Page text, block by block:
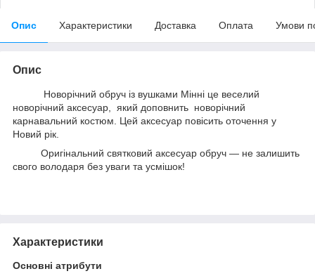
Опис Характеристики Доставка Оплата Умови
Опис
Новорічний обруч із вушками Мінні це веселий
новорічний аксесуар, який доповнить новорічний
карнавальний костюм. Цей аксесуар повісить оточення у
Новий рік.
Оригінальний святковий аксесуар обруч — не залишить
свого володаря без уваги та усмішок!
Характеристики
Основні атрибути